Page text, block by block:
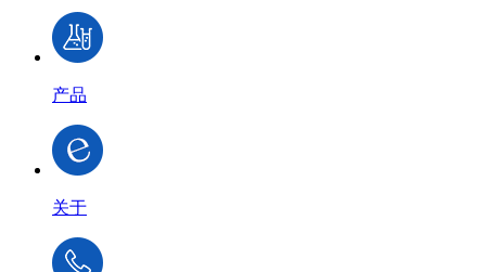
产品
关于